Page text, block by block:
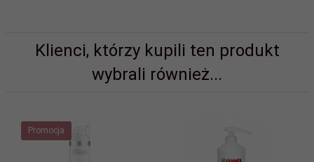
Klienci, którzy kupili ten produkt
wybrali również...
Promocja